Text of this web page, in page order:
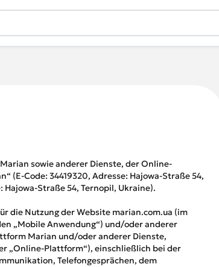
sowie anderer Dienste, der Online-
(E-Code: 34419320, Adresse: Hajowa-Straße 54,
Hajowa-Straße 54, Ternopil, Ukraine).
die Nutzung der Website marian.com.ua (im
„Mobile Anwendung“) und/oder anderer
Marian und/oder anderer Dienste,
„Online-Plattform“), einschließlich bei der
Telefongesprächen, dem